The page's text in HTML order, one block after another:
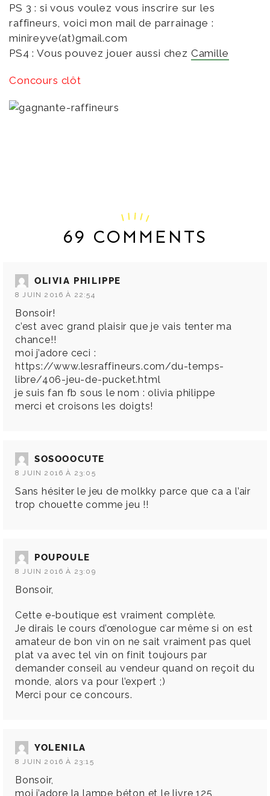
PS 3 : si vous voulez vous inscrire sur les
raffineurs, voici mon mail de parrainage :
minireyve(at)gmail.com
PS4 : Vous pouvez jouer aussi chez Camille
Concours clôt
69 COMMENTS
OLIVIA PHILIPPE
8 JUIN 2016 À 22:54
Bonsoir!
c’est avec grand plaisir que je vais tenter ma
chance!!
moi j’adore ceci :
https://www.lesraffineurs.com/du-temps-
libre/406-jeu-de-pucket.html
je suis fan fb sous le nom : olivia philippe
merci et croisons les doigts!
SOSOOOCUTE
8 JUIN 2016 À 23:05
Sans hésiter le jeu de molkky parce que ca a l’air
trop chouette comme jeu !!
POUPOULE
8 JUIN 2016 À 23:09
Bonsoir,
Cette e-boutique est vraiment complète.
Je dirais le cours d’œnologue car même si on est
amateur de bon vin on ne sait vraiment pas quel
plat va avec tel vin on finit toujours par
demander conseil au vendeur quand on reçoit du
monde, alors va pour l’expert ;)
Merci pour ce concours.
YOLENILA
8 JUIN 2016 À 23:15
Bonsoir,
moi j’adore la lampe béton et le livre 125